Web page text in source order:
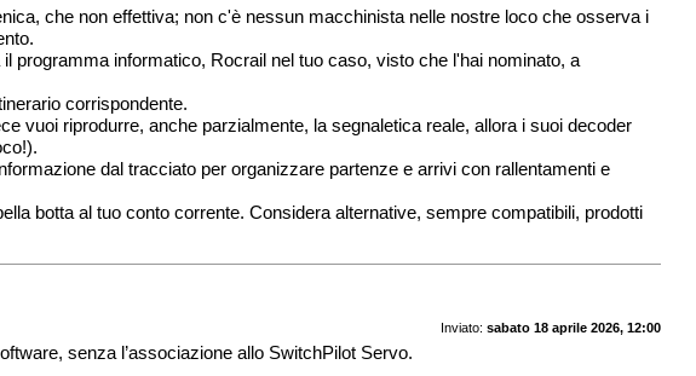
che non effettiva; non c'è nessun macchinista nelle nostre loco che osserva i
programma informatico, Rocrail nel tuo caso, visto che l'hai nominato, a
corrispondente.
vuoi riprodurre, anche parzialmente, la segnaletica reale, allora i suoi decoder
dal tracciato per organizzare partenze e arrivi con rallentamenti e
botta al tuo conto corrente. Considera alternative, sempre compatibili, prodotti
Inviato: sabato 18 aprile 2026, 12:00
senza l’associazione allo SwitchPilot Servo.